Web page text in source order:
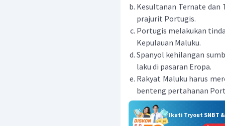
Kesultanan Ternate dan
prajurit Portugis.
Portugis melakukan
Kepulauan Maluku.
Spanyol kehilangan
laku di pasaran Eropa.
Rakyat Maluku harus
benteng pertahanan
Ikuti Tryout SNBT